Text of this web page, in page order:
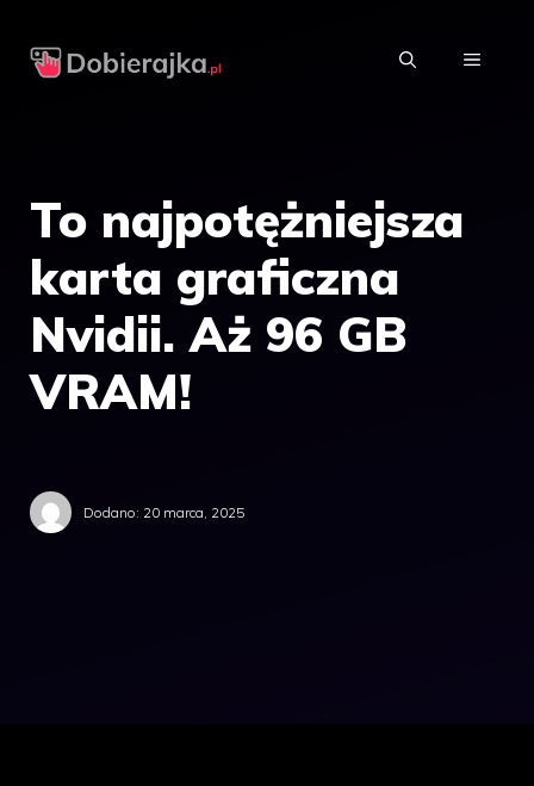
MENU
To najpotężniejsza
karta graficzna
Nvidii. Aż 96 GB
VRAM!
Dodano: 20 marca, 2025